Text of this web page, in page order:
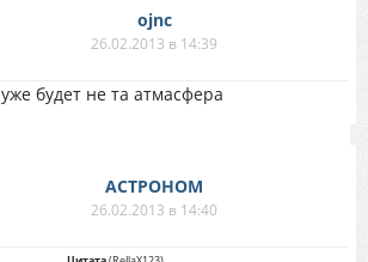
ojnc
26.02.2013 в 14:39
уже будет не та атмасфера
АСТРОНОМ
26.02.2013 в 14:40